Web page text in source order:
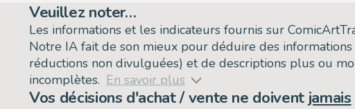
Veuillez noter…
Les informations et les indicateurs fournis sur
Notre IA fait de son mieux pour déduire des
réductions non divulguées) et de descriptions plus ou
incomplètes. En savoir plus
Vos décisions d'achat / vente ne doivent jamais